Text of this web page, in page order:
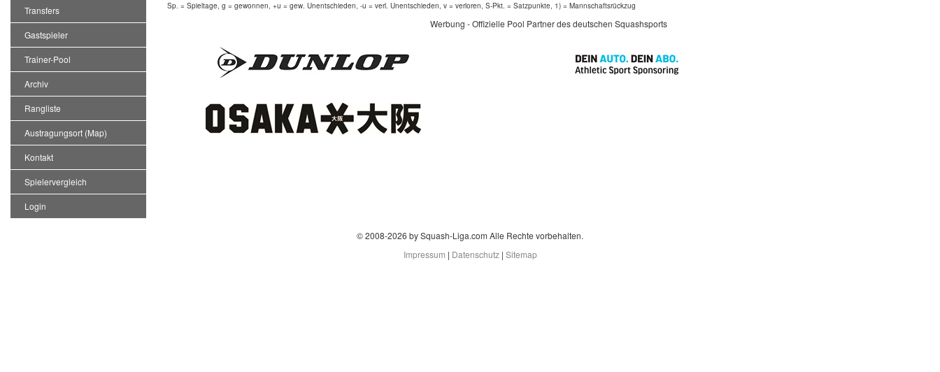
Transfers
Gastspieler
Trainer-Pool
Archiv
Rangliste
Austragungsort (Map)
Kontakt
Spielervergleich
Login
Sp. = Spieltage, g = gewonnen, +u = gew. Unentschieden, -u = verl. Unentschieden, v = verloren, S-Pkt. = Satzpunkte, 1) = Mannschaftsrückzug
Werbung - Offizielle Pool Partner des deutschen Squashsports
© 2008-2026 by Squash-Liga.com Alle Rechte vorbehalten.
Impressum | Datenschutz| Sitemap